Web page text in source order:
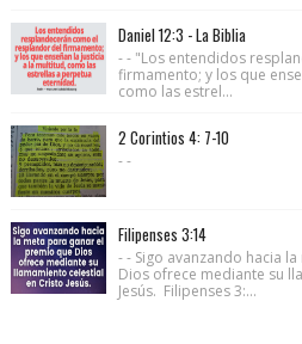
Daniel 12:3 - La Biblia
- - "Los entendidos
firmamento; y los que
como las estrel...
2 Corintios 4: 7-10
- -
Filipenses 3:14
- - Sigo avanzando hacia
Dios ofrece mediante su
Jesús. Filipenses 3:...